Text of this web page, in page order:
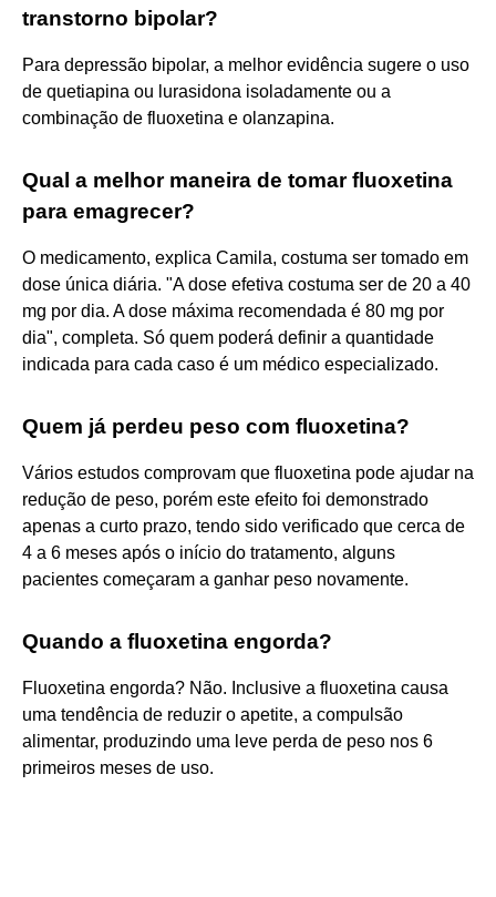
transtorno bipolar?
Para depressão bipolar, a melhor evidência sugere o uso
de quetiapina ou lurasidona isoladamente ou a
combinação de fluoxetina e olanzapina.
Qual a melhor maneira de tomar fluoxetina
para emagrecer?
O medicamento, explica Camila, costuma ser tomado em
dose única diária. "A dose efetiva costuma ser de 20 a 40
mg por dia. A dose máxima recomendada é 80 mg por
dia", completa. Só quem poderá definir a quantidade
indicada para cada caso é um médico especializado.
Quem já perdeu peso com fluoxetina?
Vários estudos comprovam que fluoxetina pode ajudar na
redução de peso, porém este efeito foi demonstrado
apenas a curto prazo, tendo sido verificado que cerca de
4 a 6 meses após o início do tratamento, alguns
pacientes começaram a ganhar peso novamente.
Quando a fluoxetina engorda?
Fluoxetina engorda? Não. Inclusive a fluoxetina causa
uma tendência de reduzir o apetite, a compulsão
alimentar, produzindo uma leve perda de peso nos 6
primeiros meses de uso.